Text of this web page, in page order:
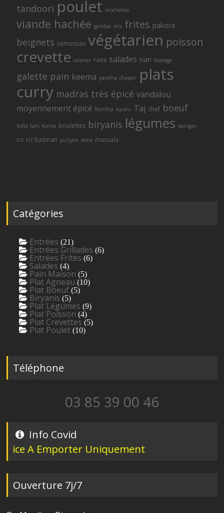
tandoori poulet brochettes
viande hachée gambas mix frites pakora
beignets samossas végétarien poisson
crevette calamar raita salades nan fromage
galette pain keema paratha chapati
plats
curry madras très épicé vandalou
moyennement épicé korma karahi Taj chef boeuf
Kofta Sahi Korma boulettes biryanis légumes baingan
riz riz basmati punjabi bona massala
Catégories
Entrées (21)
Entrées Grillades (6)
Entrées Frites (6)
Salades (4)
Pain Maison (5)
Plat Agneau (10)
Plat Boeuf (5)
Biryanis (5)
Plat Légumes (9)
Plat Poisson (4)
Plat Crevettes (5)
Plat Poulet (10)
Téléphone
03 85 39 00 46
Info Covid
A Emporter Uniquement
Ouverture 7j/7